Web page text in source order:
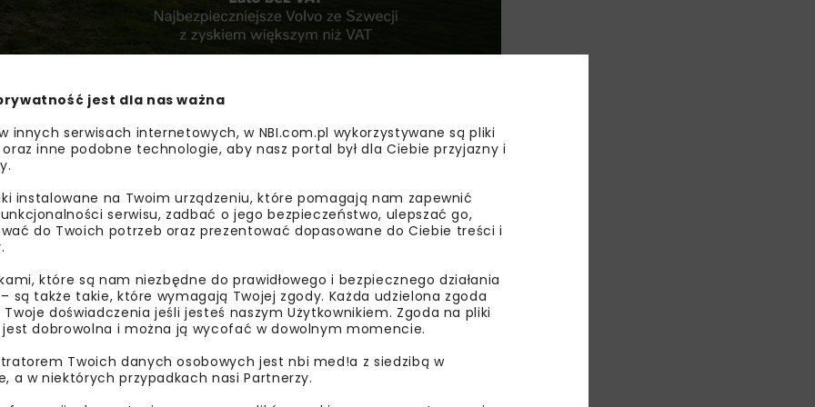
w ostatnim czasie wybrano wykonawcę. Na początku stycznia
i budowę dwóch fragmentów tej drogi: Piaski – Łopiennik
z przetargów sprawdzenie i ocenę złożonych ofert przeprowadzono
okresu gwarancji jakości na obiekty mostowe (20 proc.)
uznane zostały oferty złożone przez firmy Intercor
w postępowaniu przetargowym. Zgodnie z przepisami, zostaną
jest dla nas ważna
innych serwisach internetowych, w NBI.com.pl wykorzystywane są pliki
inne podobne technologie, aby nasz portal był dla Ciebie przyjazny i
instalowane na Twoim urządzeniu, które pomagają nam zapewnić
serwisu, zadbać o jego bezpieczeństwo, ulepszać go,
do Twoich potrzeb oraz prezentować dopasowane do Ciebie treści i
które są nam niezbędne do prawidłowego i bezpiecznego działania
są także takie, które wymagają Twojej zgody. Każda udzielona zgoda
doświadczenia jeśli jesteś naszym Użytkownikiem. Zgoda na pliki
dobrowolna i można ją wycofać w dowolnym momencie.
Twoich danych osobowych jest nbi med!a z siedzibą w
a w niektórych przypadkach nasi Partnerzy.